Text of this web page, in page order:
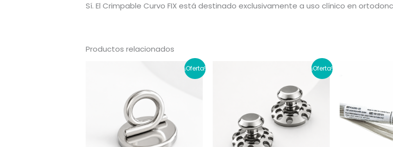
Sí. El Crimpable Curvo FIX está destinado exclusivamente a uso clínico en
Productos relacionados
¡Oferta! ¡Oferta!